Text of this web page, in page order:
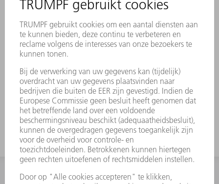
Een duurzame laserlabeling bevat alle
gereedschap.
Met behulp van Data Matrix Code
kan elk stuk gereedschap eenduidig
worden geïdentificeerd.
De werkbereiken zijn lasergehard.
Gereedschapswijzigingen zijn op
verzoek verkrijgbaar.
INFORMATIE